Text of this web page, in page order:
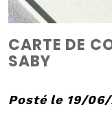
CARTE DE
SABY
Posté le 19/